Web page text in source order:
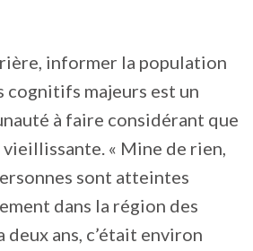
informer la population
cognitifs majeurs est un
à faire considérant que
« Mine de rien,
sont atteintes
dans la région des
deux ans, c’était environ